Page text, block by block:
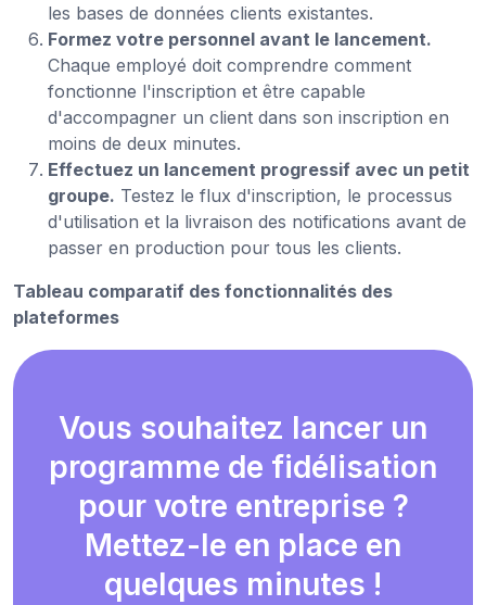
les bases de données clients existantes.
Formez votre personnel avant le lancement.
Chaque employé doit comprendre comment
fonctionne l'inscription et être capable
d'accompagner un client dans son inscription en
moins de deux minutes.
Effectuez un lancement progressif avec un petit
groupe. Testez le flux d'inscription, le processus
d'utilisation et la livraison des notifications avant de
passer en production pour tous les clients.
Tableau comparatif des fonctionnalités des
plateformes
Vous souhaitez lancer un
programme de fidélisation
pour votre entreprise ?
Mettez-le en place en
quelques minutes !